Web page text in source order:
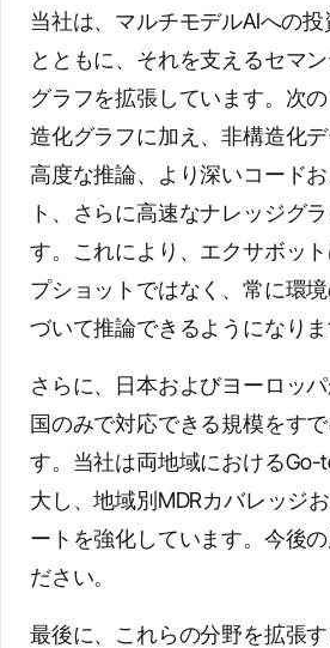
当社は、マルチモデルAIへの
とともに、それを支えるセマ
グラフを拡張しています。次
造化グラフに加え、非構造化
高度な推論、より深いコード
ト、さらに高速なナレッジグ
す。これにより、エクサボッ
プショットではなく、常に環
づいて推論できるようになりま
さらに、日本およびヨーロッ
国のみで対応できる規模をす
す。当社は両地域におけるGo-
大し、地域別MDRカバレッジ
ートを強化しています。今後
ださい。
最後に、これらの分野を拡張